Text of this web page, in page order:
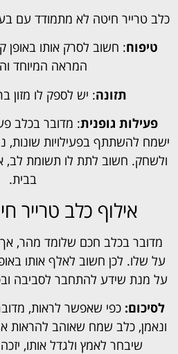
כלב טרייר חיטה לא מתמודד עם
טיפוח: חשוב לסרק אותו
המראה המיוחד
תזונה: יש לספק לו מזון
פעילות גופנית: מדובר בכלב
ישמח להשתתף בפעילויות שונות,
ולשחק. חשוב לתת לו תשומת לב,
בבית.
אילוף כלב טרייר
מדובר בכלב חכם שלומד מהר,
על שלו. לכן חשוב לאלף אותו
על מנת שידע להתחבר לסביבה
לסיכום: כפי שאפשר לראות,
ונאמן, כלב שמח שאוהב להראות
שיבחר לאמץ ולגדל אותו,